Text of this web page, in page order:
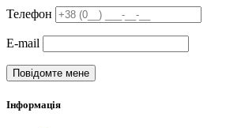
Телефон
E-mail
Повідомте мене
Інформація